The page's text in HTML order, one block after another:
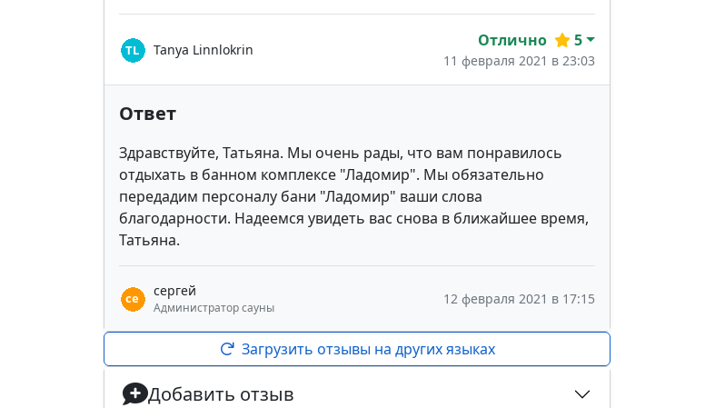
Tanya Linnlokrin Отлично 5
11 февраля 2021 в 23:03
Ответ
Здравствуйте, Татьяна. Мы очень рады, что вам понравилось
отдыхать в банном комплексе "Ладомир". Мы обязательно
передадим персоналу бани "Ладомир" ваши слова
благодарности. Надеемся увидеть вас снова в ближайшее время,
Татьяна.
сергей
Администратор сауны
12 февраля 2021 в 17:15
Загрузить отзывы на других языках
Добавить отзыв